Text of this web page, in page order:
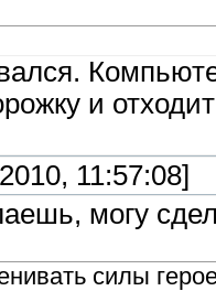
и
11:57:08]
могу
силы